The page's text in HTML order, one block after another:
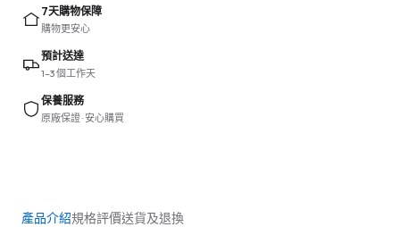
7天購物保障
購物更安心
預計送達
1–3 個工作天
保養服務
原廠保證 · 安心購買
產品介紹規格評價送貨及退換